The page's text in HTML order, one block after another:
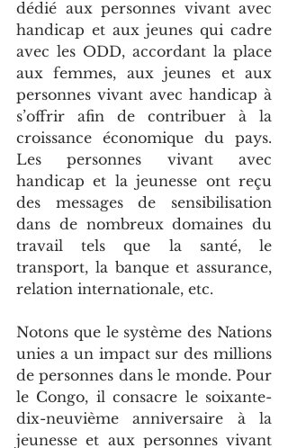
dédié aux personnes vivant avec
handicap et aux jeunes qui cadre
avec les ODD, accordant la place
aux femmes, aux jeunes et aux
personnes vivant avec handicap à
s’offrir afin de contribuer à la
croissance économique du pays.
Les personnes vivant avec
handicap et la jeunesse ont reçu
des messages de sensibilisation
dans de nombreux domaines du
travail tels que la santé, le
transport, la banque et assurance,
relation internationale, etc.
Notons que le système des Nations
unies a un impact sur des millions
de personnes dans le monde. Pour
le Congo, il consacre le soixante-
dix-neuvième anniversaire à la
jeunesse et aux personnes vivant